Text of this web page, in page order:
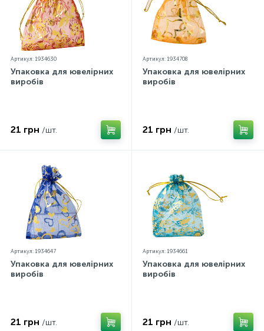
Артикул: 1934630
Упаковка для ювелірних
виробів
21 грн /шт.
Артикул: 1934708
Упаковка для ювелірних
виробів
21 грн /шт.
Артикул: 1934647
Упаковка для ювелірних
виробів
21 грн /шт.
Артикул: 1934661
Упаковка для ювелірних
виробів
21 грн /шт.